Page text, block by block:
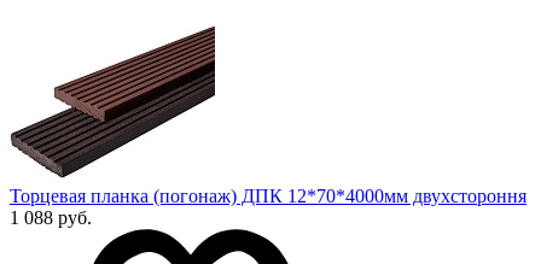
Торцевая планка (погонаж) ДПК 12*70*4000мм двухстороння
1 088 руб.